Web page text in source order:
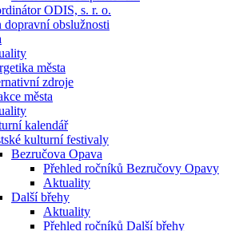
ODIS, s. r. o.
dopravní obslužnosti
města
zdroje
města
kalendář
kulturní festivaly
Bezručova Opava
Přehled ročníků Bezručovy Opavy
Aktuality
Další břehy
Aktuality
Přehled ročníků Další břehy